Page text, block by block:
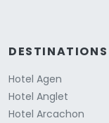
DESTINATIONS
Hotel Agen
Hotel Anglet
Hotel Arcachon